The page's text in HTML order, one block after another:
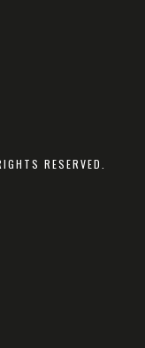
RESERVED.